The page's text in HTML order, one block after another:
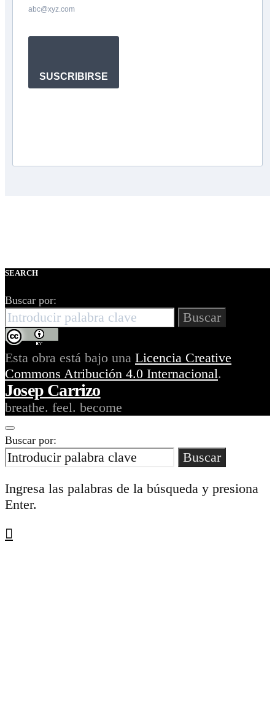
abc@xyz.com
SUSCRIBIRSE
SEARCH
Buscar por:
Buscar
Esta obra está bajo una Licencia Creative
Commons Atribución 4.0 Internacional.
Josep Carrizo
breathe. feel. become
Buscar por:
Buscar
Ingresa las palabras de la búsqueda y presiona
Enter.